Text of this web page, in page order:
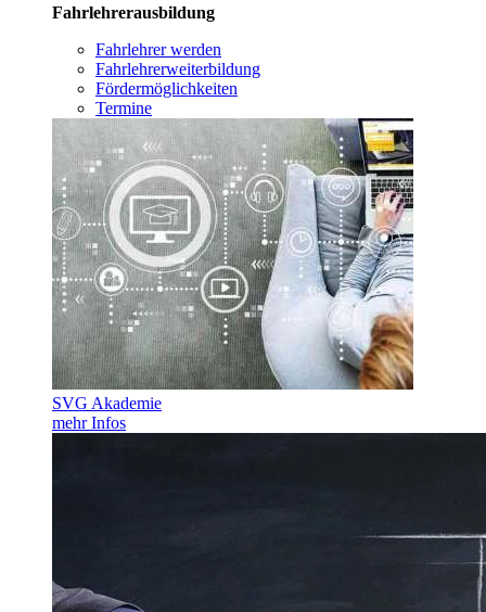
Fahrlehrerausbildung
Fahrlehrer werden
Fahrlehrerweiterbildung
Fördermöglichkeiten
Termine
SVG Akademie
mehr Infos